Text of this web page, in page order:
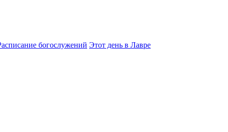
богослужений Этот день в Лавре